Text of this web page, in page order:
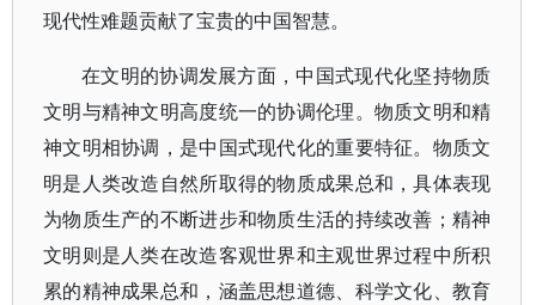
现代性难题贡献了宝贵的中国智慧。
在文明的协调发展方面，中国式现代化坚持物质
文明与精神文明高度统一的协调伦理。物质文明和精
神文明相协调，是中国式现代化的重要特征。物质文
明是人类改造自然所取得的物质成果总和，具体表现
为物质生产的不断进步和物质生活的持续改善；精神
文明则是人类在改造客观世界和主观世界过程中所积
累的精神成果总和，涵盖思想道德、科学文化、教育